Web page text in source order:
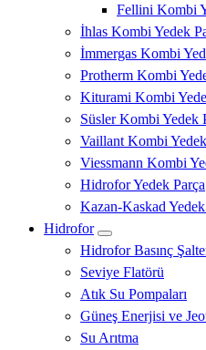
Fellini Kombi
İhlas Kombi Yedek
İmmergas Kombi
Protherm Kombi
Kiturami Kombi
Süsler Kombi Yedek
Vaillant Kombi
Viessmann Kombi
Hidrofor Yedek Parça
Kazan-Kaskad Yedek
Hidrofor
Hidrofor Basınç
Seviye Flatörü
Atık Su Pompaları
Güneş Enerjisi ve
Su Arıtma